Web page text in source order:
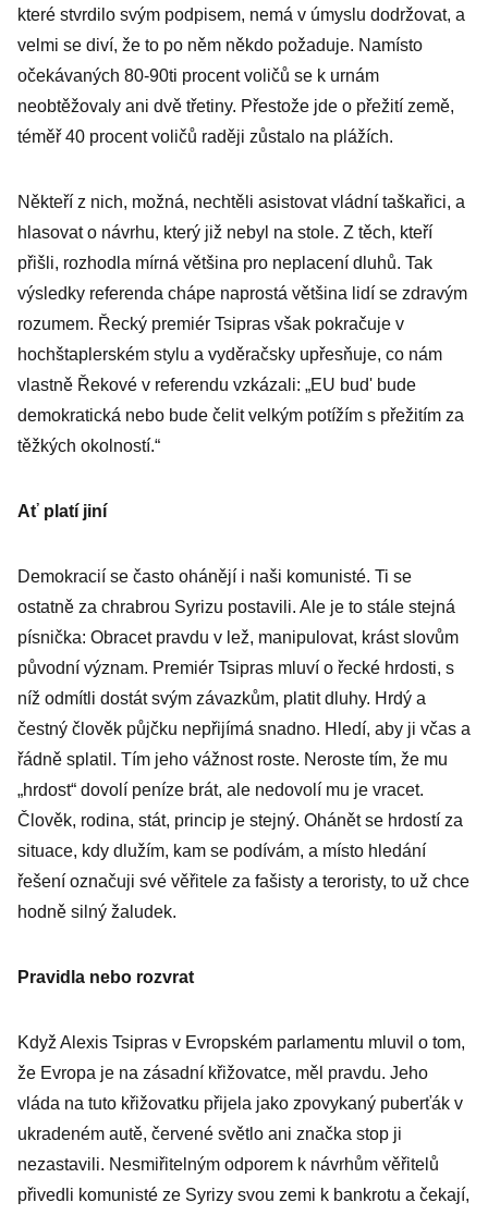
které stvrdilo svým podpisem, nemá v úmyslu dodržovat, a
velmi se diví, že to po něm někdo požaduje. Namísto
očekávaných 80-90ti procent voličů se k urnám
neobtěžovaly ani dvě třetiny. Přestože jde o přežití země,
téměř 40 procent voličů raději zůstalo na plážích.
Někteří z nich, možná, nechtěli asistovat vládní taškařici, a
hlasovat o návrhu, který již nebyl na stole. Z těch, kteří
přišli, rozhodla mírná většina pro neplacení dluhů. Tak
výsledky referenda chápe naprostá většina lidí se zdravým
rozumem. Řecký premiér Tsipras však pokračuje v
hochštaplerském stylu a vyděračsky upřesňuje, co nám
vlastně Řekové v referendu vzkázali: „EU bud' bude
demokratická nebo bude čelit velkým potížím s přežitím za
těžkých okolností.“
Ať platí jiní
Demokracií se často ohánějí i naši komunisté. Ti se
ostatně za chrabrou Syrizu postavili. Ale je to stále stejná
písnička: Obracet pravdu v lež, manipulovat, krást slovům
původní význam. Premiér Tsipras mluví o řecké hrdosti, s
níž odmítli dostát svým závazkům, platit dluhy. Hrdý a
čestný člověk půjčku nepřijímá snadno. Hledí, aby ji včas a
řádně splatil. Tím jeho vážnost roste. Neroste tím, že mu
„hrdost“ dovolí peníze brát, ale nedovolí mu je vracet.
Člověk, rodina, stát, princip je stejný. Ohánět se hrdostí za
situace, kdy dlužím, kam se podívám, a místo hledání
řešení označuji své věřitele za fašisty a teroristy, to už chce
hodně silný žaludek.
Pravidla nebo rozvrat
Když Alexis Tsipras v Evropském parlamentu mluvil o tom,
že Evropa je na zásadní křižovatce, měl pravdu. Jeho
vláda na tuto křižovatku přijela jako zpovykaný puberťák v
ukradeném autě, červené světlo ani značka stop ji
nezastavili. Nesmiřitelným odporem k návrhům věřitelů
přivedli komunisté ze Syrizy svou zemi k bankrotu a čekají,